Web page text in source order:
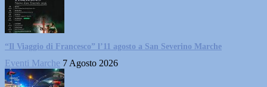
“Il Viaggio di Francesco” l’11 agosto a San Severino Marche
Eventi Marche 7 Agosto 2026